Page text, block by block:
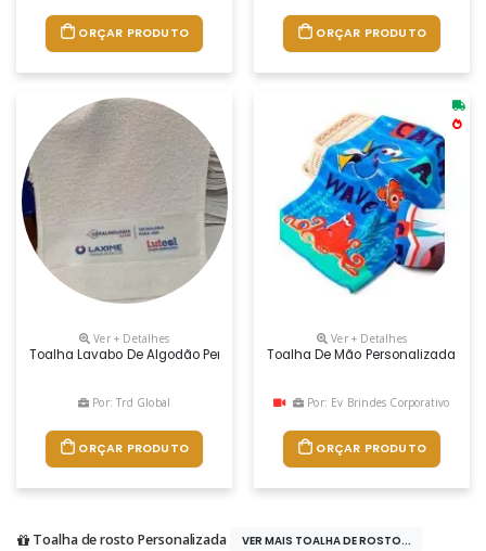
ORÇAR PRODUTO ORÇAR PRODUTO
Ver + Detalhes
Toalha Lavabo De Algodão Personalizada
Por: Trd Global
ORÇAR PRODUTO
Ver + Detalhes
Toalha De Mão Personalizada
Por: Ev Brindes Corporativo
ORÇAR PRODUTO
Toalha de rosto Personalizada VER MAIS TOALHA DE ROSTO...